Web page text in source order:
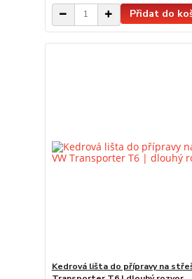
Přidat do
Kedrová lišta do přípravy na